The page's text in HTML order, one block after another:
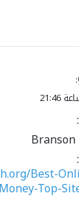
:
Best-
Top-